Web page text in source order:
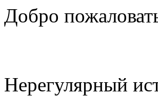
Добро
Нерегулярный